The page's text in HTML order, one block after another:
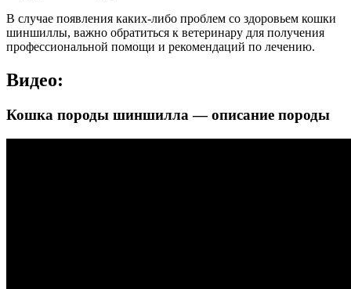
В случае появления каких-либо проблем со здоровьем кошки
шиншиллы, важно обратиться к ветеринару для получения
профессиональной помощи и рекомендаций по лечению.
Видео:
Кошка породы шиншилла — описание породы